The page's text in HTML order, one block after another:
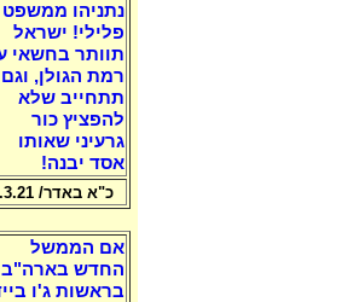
נתניהו ממשפט
פלילי! ישראל
תוותר בחשאי
רמת הגולן, וגם
תתחייב שלא
להפציץ כור
גרעיני שאותו
אסד יבנה!
כ"א באדר/ 5.3.21
אם הממשל
החדש בארה"ב
בראשות ג'ו